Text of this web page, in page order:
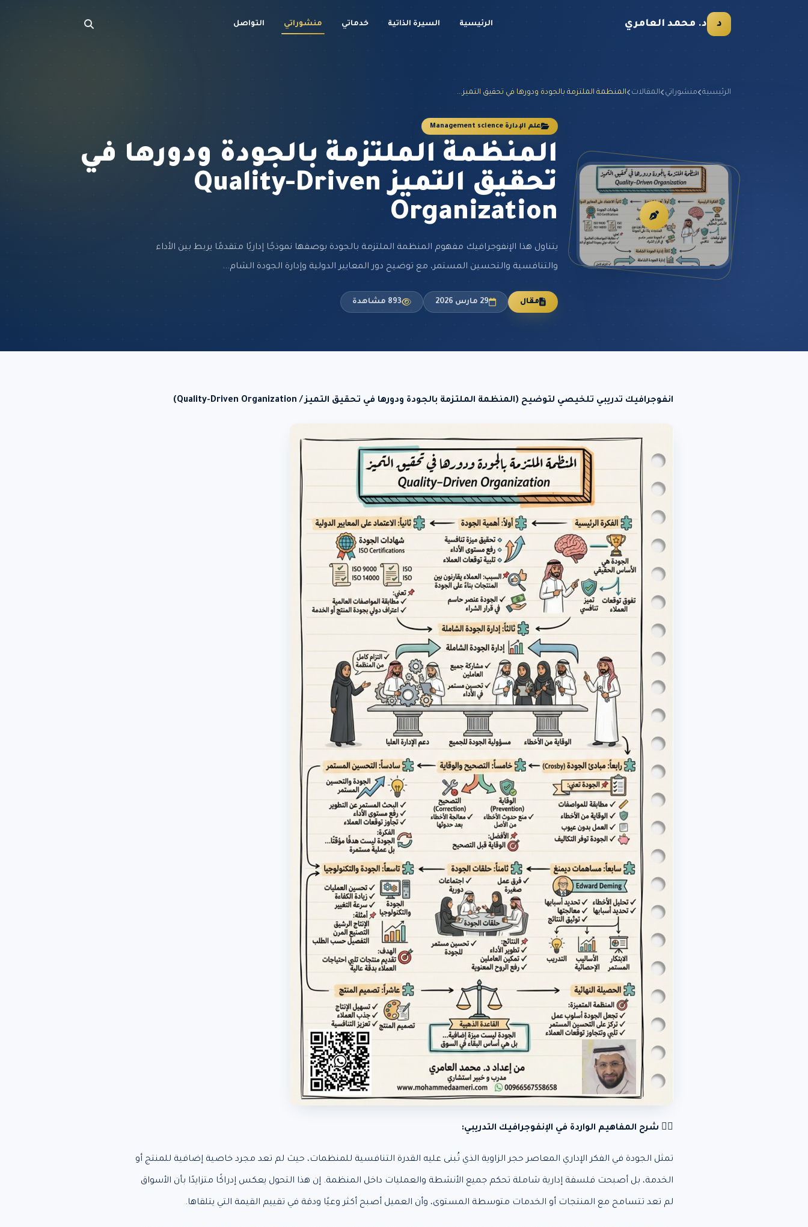
د د. محمد العامري الرئيسية السيرة الذاتية خدماتي منشوراتي التواصل
الرئيسية منشوراتي المقالات المنظمة الملتزمة بالجودة ودورها في تحقيق التميز...
علم الإدارة Management science
المنظمة الملتزمة بالجودة ودورها في
تحقيق التميز Quality-Driven
Organization
يتناول هذا الإنفوجرافيك مفهوم المنظمة الملتزمة بالجودة بوصفها نموذجًا إداريًا متقدمًا يربط بين الأداء
والتنافسية والتحسين المستمر، مع توضيح دور المعايير الدولية وإدارة الجودة الشام...
مقال 29 مارس 2026 893 مشاهدة
انفوجرافيك تدريبي تلخيصي لتوضيح (المنظمة الملتزمة بالجودة ودورها في تحقيق التميز / Quality-Driven Organization)
✍🏻 شرح المفاهيم الواردة في الإنفوجرافيك التدريبي:
تمثل الجودة في الفكر الإداري المعاصر حجر الزاوية الذي تُبنى عليه القدرة التنافسية للمنظمات، حيث لم تعد مجرد خاصية إضافية للمنتج أو
الخدمة، بل أصبحت فلسفة إدارية شاملة تحكم جميع الأنشطة والعمليات داخل المنظمة. إن هذا التحول يعكس إدراكًا متزايدًا بأن الأسواق
لم تعد تتسامح مع المنتجات أو الخدمات متوسطة المستوى، وأن العميل أصبح أكثر وعيًا ودقة في تقييم القيمة التي يتلقاها.